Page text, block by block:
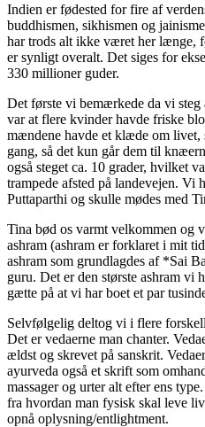
Indien er fødested for fire af
buddhismen, sikhismen og
har trods alt ikke været her længe,
er synligt overalt. Det siges for
330 millioner guder.
Det første vi bemærkede da vi
var at flere kvinder havde friske
mændene havde et klæde om livet,
gang, så det kun går dem til
også steget ca. 10 grader, hvilket
trampede afsted på landevejen. Vi
Puttaparthi og skulle mødes med
Tina bød os varmt velkommen og
ashram (ashram er forklaret i mit
ashram som grundlagdes af *Sai
guru. Det er den største ashram
gætte på at vi har boet et par
Selvfølgelig deltog vi i flere
Det er vedaerne man chanter.
ældst og skrevet på sanskrit.
ayurveda også et skrift som
massager og urter alt efter ens
fra hvordan man fysisk skal leve
opnå oplysning/entlightment.